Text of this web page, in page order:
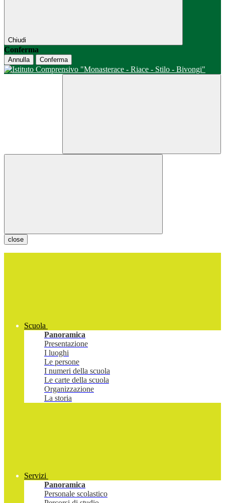
Chiudi
Conferma
Annulla Conferma
close
Scuola
Panoramica
Presentazione
I luoghi
Le persone
I numeri della scuola
Le carte della scuola
Organizzazione
La storia
Servizi
Panoramica
Personale scolastico